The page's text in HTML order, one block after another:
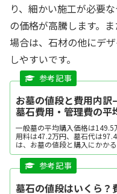
り、細かい施工が必要
の価格が高騰します。
場合は、石材の他にデ
しやすいです。
お墓の値段と費用内訳
墓石費用・管理費の平
一般墓の平均購入価格は149.5
用料は47.2万円、墓石代は
は、お墓の値段と購入にかか
説。都道府県・種類別に見た
も紹介します。
墓石の値段はいくら？